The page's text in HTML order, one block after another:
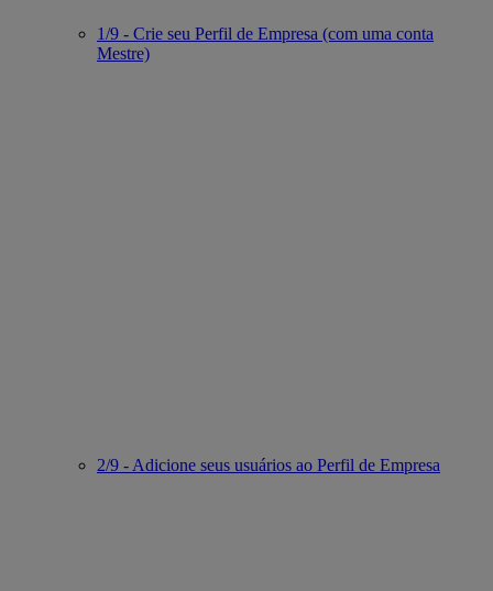
1/9 - Crie seu Perfil de Empresa (com uma conta
Mestre)
2/9 - Adicione seus usuários ao Perfil de Empresa